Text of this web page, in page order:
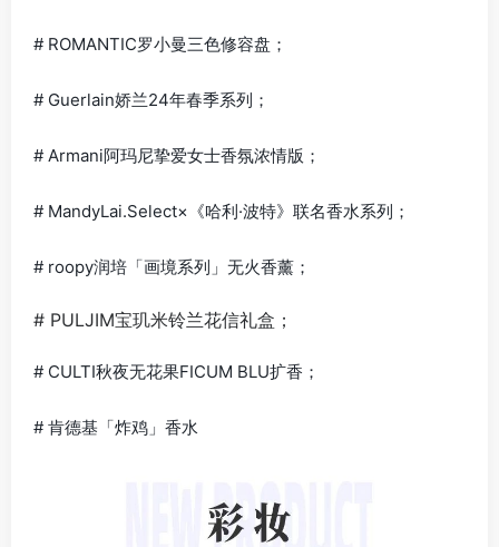
# ROMANTIC罗小曼三色修容盘；
# Guerlain娇兰24年春季系列；
# Armani阿玛尼挚爱女士香氛浓情版；
# MandyLai.Select×《哈利·波特》联名香水系列；
# roopy润培「画境系列」无火香薰；
# PULJIM宝玑米铃兰花信礼盒；
# CULTI秋夜无花果FICUM BLU扩香；
# 肯德基「炸鸡」香水